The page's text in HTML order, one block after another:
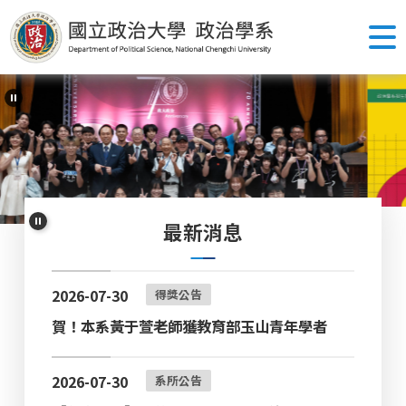
跳
到
主
要
內
容
區
塊
最新消息
2026-07-30 得獎公告
賀！本系黃于萱老師獲教育部玉山青年學者
2026-07-30 系所公告